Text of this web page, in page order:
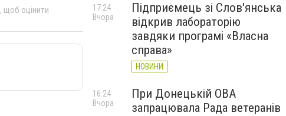
, щоб оцінити
Підприємець зі Слов'янська
відкрив лабораторію
завдяки програмі «Власна
справа»
НОВИНИ
17:24
Вчора
При Донецькій ОВА
запрацювала Рада ветеранів
16:24
Вчора